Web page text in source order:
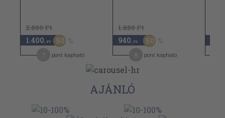
2.800 Ft
1.400 ,-Ft 50
pont kapható
1.880 Ft
940 ,-Ft 50
pont kapható
AJÁNLÓ